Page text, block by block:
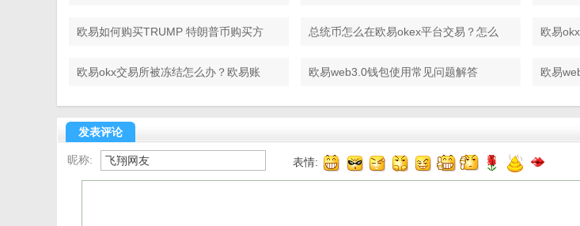
欧易如何购买TRUMP 特朗普币购买方
总统币怎么在欧易okex平台交易？怎么 欧易
欧易okx交易所被冻结怎么办？欧易账
欧易web3.0钱包使用常见问题解答 欧易
发表评论
昵称: 表情: